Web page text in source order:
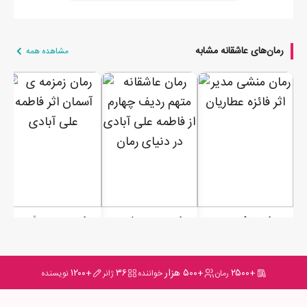
رمان‌های عاشقانه مشابه مشاهده همه
رمان منشی مدیر
+۲۵۰۰ رمان +۵۰۰ هزار خواننده ۳۶ژانر +۱۲۰۰ نویسنده